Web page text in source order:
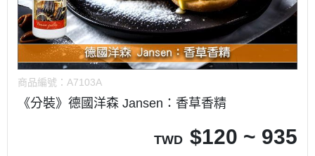
商品編號： A7103A
《分裝》德國洋森 Jansen：香草香精
TWD $120 ~ 935